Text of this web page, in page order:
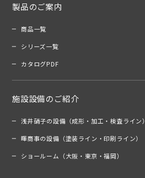
製品のご案内
商品一覧
シリーズ一覧
カタログPDF
施設設備のご紹介
浅井硝子の設備（成形・加工・検査ライン）
暉商事の設備（塗装ライン・印刷ライン）
ショールーム（大阪・東京・福岡）